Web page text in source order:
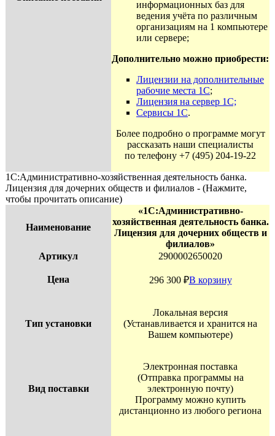
информационных баз для
ведения учёта по различным
организациям на 1 компьютере
или сервере;
Дополнительно можно приобрести:
Лицензии на дополнительные
рабочие места 1С;
Лицензия на сервер 1С;
Сервисы 1С.
Более подробно о программе могут
рассказать наши специалисты
по телефону +7 (495) 204-19-22
1С:Административно-хозяйственная деятельность банка.
Лицензия для дочерних обществ и филиалов - (Нажмите,
чтобы прочитать описание)
Наименование
«1С:Административно-
хозяйственная деятельность банка.
Лицензия для дочерних обществ и
филиалов»
Артикул
2900002650020
Цена 296 300 ₽В корзину
Тип установки
Локальная версия
(Устанавливается и хранится на
Вашем компьютере)
Вид поставки
Электронная поставка
(Отправка программы на
электронную почту)
Программу можно купить
дистанционно из любого региона